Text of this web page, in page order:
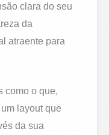
clara do seu
da
atraente para
como o que,
layout que
da sua